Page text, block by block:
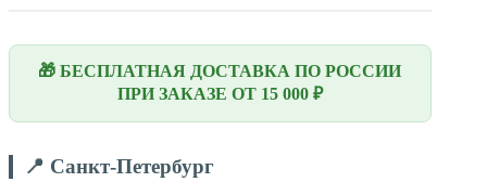
🎁 БЕСПЛАТНАЯ ДОСТАВКА ПО РОССИИ
ПРИ ЗАКАЗЕ ОТ 15 000 ₽
📍 Санкт-Петербург